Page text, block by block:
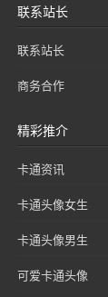
联系站长
联系站长
商务合作
精彩推介
卡通资讯
卡通头像女生
卡通头像男生
可爱卡通头像